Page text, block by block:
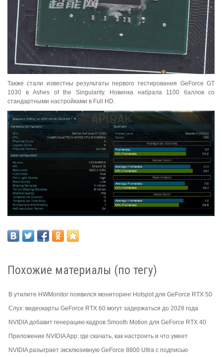
Также стали известны результаты первого тестирования GeForce GT
1030 в Ashes of the Singularity. Новинка набрала 1100 баллов со
стандартными настройками в Full HD.
Похожие материалы (по тегу)
В утилите HWMonitor появился мониторинг Hotspot для GeForce RTX 50
Слух: видеокарты GeForce RTX 60 могут задержаться до 2028 года
NVIDIA добавит генерацию кадров Smooth Motion для GeForce RTX 40
Приложение NVIDIA App: где скачать, как настроить и что умеет
NVIDIA разыграет эксклюзивную GeForce 8800 Ultra с подписью